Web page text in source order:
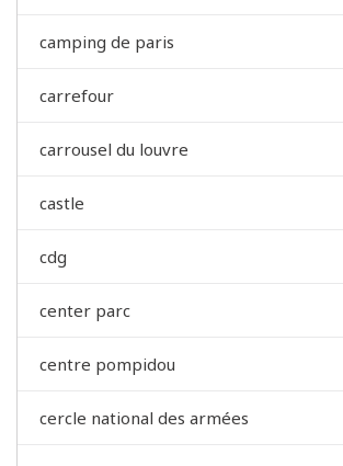
camping de paris
carrefour
carrousel du louvre
castle
cdg
center parc
centre pompidou
cercle national des armées